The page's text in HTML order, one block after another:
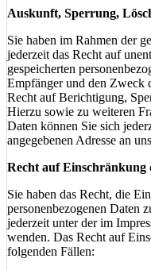
Auskunft, Sperrung,
Sie haben im Rahmen der
jederzeit das Recht auf
gespeicherten
Empfänger und den Zweck
Recht auf Berichtigung,
Hierzu sowie zu weiteren
Daten können Sie sich
angegebenen Adresse an
Recht auf
Sie haben das Recht, die
personenbezogenen Daten
jederzeit unter der im
wenden. Das Recht auf
folgenden Fällen: